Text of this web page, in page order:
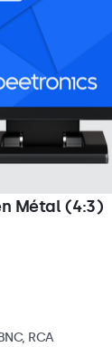
Métal (4:3)
RCA